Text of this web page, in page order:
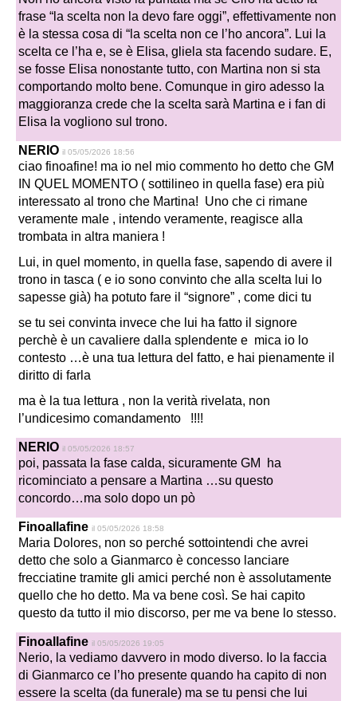
frase “la scelta non la devo fare oggi”, effettivamente non
è la stessa cosa di “la scelta non ce l’ho ancora”. Lui la
scelta ce l’ha e, se è Elisa, gliela sta facendo sudare. E,
se fosse Elisa nonostante tutto, con Martina non si sta
comportando molto bene. Comunque in giro adesso la
maggioranza crede che la scelta sarà Martina e i fan di
Elisa la vogliono sul trono.
NERIO il 05/05/2026 18:56
ciao finoafine! ma io nel mio commento ho detto che GM
IN QUEL MOMENTO ( sottilineo in quella fase) era più
interessato al trono che Martina! Uno che ci rimane
veramente male , intendo veramente, reagisce alla
trombata in altra maniera !
Lui, in quel momento, in quella fase, sapendo di avere il
trono in tasca ( e io sono convinto che alla scelta lui lo
sapesse già) ha potuto fare il “signore” , come dici tu
se tu sei convinta invece che lui ha fatto il signore
perchè è un cavaliere dalla splendente e mica io lo
contesto …è una tua lettura del fatto, e hai pienamente il
diritto di farla
ma è la tua lettura , non la verità rivelata, non
l’undicesimo comandamento !!!!
NERIO il 05/05/2026 18:57
poi, passata la fase calda, sicuramente GM ha
ricominciato a pensare a Martina …su questo
concordo…ma solo dopo un pò
Finoallafine il 05/05/2026 18:58
Maria Dolores, non so perché sottointendi che avrei
detto che solo a Gianmarco è concesso lanciare
frecciatine tramite gli amici perché non è assolutamente
quello che ho detto. Ma va bene così. Se hai capito
questo da tutto il mio discorso, per me va bene lo stesso.
Finoallafine il 05/05/2026 19:05
Nerio, la vediamo davvero in modo diverso. Io la faccia
di Gianmarco ce l’ho presente quando ha capito di non
essere la scelta (da funerale) ma se tu pensi che lui